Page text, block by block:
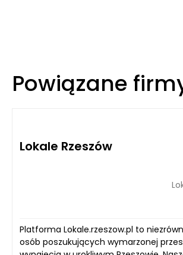
Powiązane
Lokale Rzeszów
Platforma Lokale.rzeszow.pl to
osób poszukujących wymarzonej